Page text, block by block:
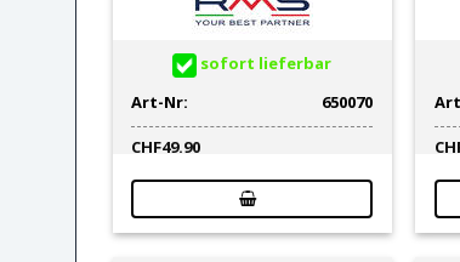
sofort lieferbar
Art-Nr:
650070
CHF49.90